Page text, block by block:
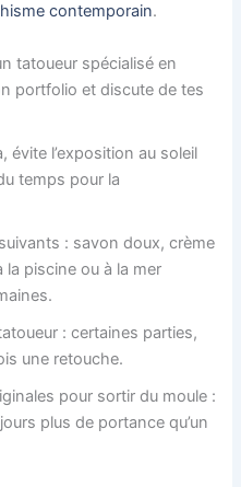
contemporain.
tatoueur spécialisé en
portfolio et discute de tes
évite l’exposition au soleil
temps pour la
: savon doux, crème
piscine ou à la mer
: certaines parties,
une retouche.
pour sortir du moule :
plus de portance qu’un